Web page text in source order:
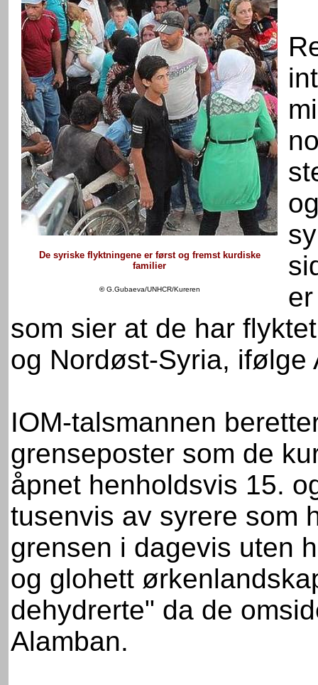
De syriske flyktningene er først og fremst kurdiske
familier
©G.Gubaeva/UNHCR/Kureren
som sier at de har
og Nordøst-Syria, ifølge
IOM-talsmannen
grenseposter som de
åpnet henholdsvis 15.
tusenvis av syrere som
grensen i dagevis uten
og glohett
dehydrerte" da de
Alamban.